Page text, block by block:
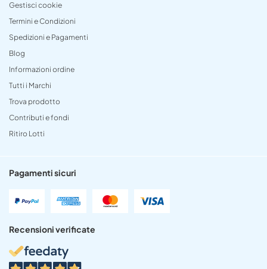
Gestisci cookie
Termini e Condizioni
Spedizioni e Pagamenti
Blog
Informazioni ordine
Tutti i Marchi
Trova prodotto
Contributi e fondi
Ritiro Lotti
Pagamenti sicuri
Recensioni verificate